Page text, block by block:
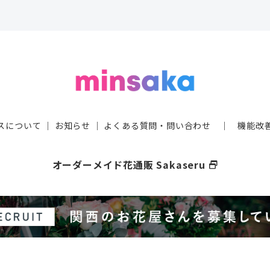
について ｜ お知らせ ｜ よくある質問・問い合わせ ｜機能改
オーダーメイド花通販 Sakaseru select_window